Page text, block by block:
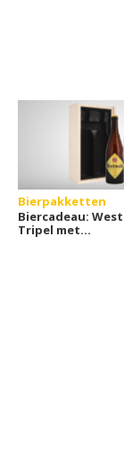
Bierpakketten
Biercadeau:
Tripel met